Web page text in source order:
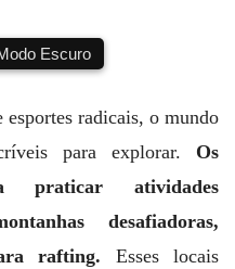
Escuro
esportes radicais, o mundo
para explorar. Os
praticar atividades
desafiadoras,
rafting. Esses locais